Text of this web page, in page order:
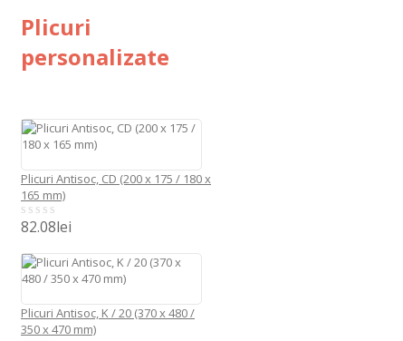
Plicuri
personalizate
Plicuri Antisoc, CD (200 x 175 / 180 x
165 mm)
0
5
82.08lei
Plicuri Antisoc, K / 20 (370 x 480 /
350 x 470 mm)